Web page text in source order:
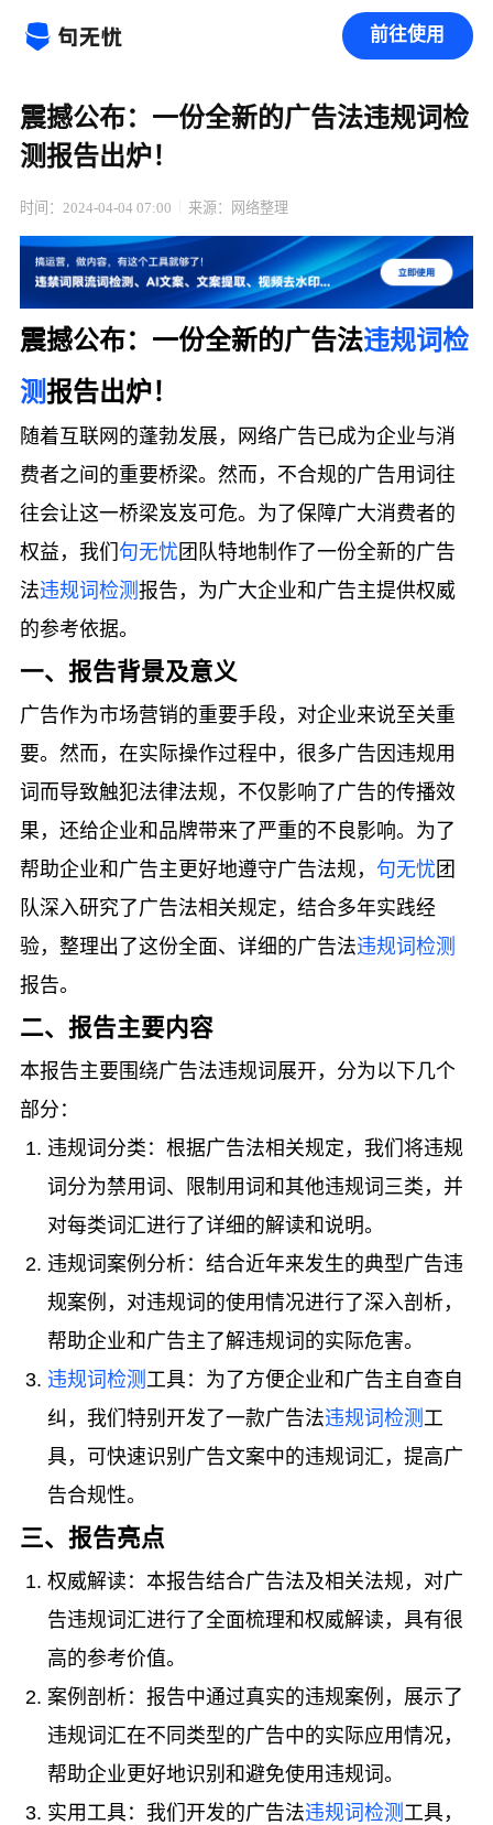
前往使用
震撼公布：一份全新的广告法违规词检
测报告出炉！
时间：2024-04-04 07:00 来源：网络整理
震撼公布：一份全新的广告法违规词检
测报告出炉！
随着互联网的蓬勃发展，网络广告已成为企业与消
费者之间的重要桥梁。然而，不合规的广告用词往
往会让这一桥梁岌岌可危。为了保障广大消费者的
权益，我们句无忧 团队特地制作了一份全新的广告
法违规词检测报告，为广大企业和广告主提供权威
的参考依据。
一、报告背景及意义
广告作为市场营销的重要手段，对企业来说至关重
要。然而，在实际操作过程中，很多广告因违规用
词而导致触犯法律法规，不仅影响了广告的传播效
果，还给企业和品牌带来了严重的不良影响。为了
帮助企业和广告主更好地遵守广告法规， 句无忧 团
队深入研究了广告法相关规定，结合多年实践经
验，整理出了这份全面、详细的广告法违规词检测
报告。
二、报告主要内容
本报告主要围绕广告法违规词展开，分为以下几个
部分：
违规词分类：根据广告法相关规定，我们将违规
词分为禁用词、限制用词和其他违规词三类，并
对每类词汇进行了详细的解读和说明。
违规词案例分析：结合近年来发生的典型广告违
规案例，对违规词的使用情况进行了深入剖析，
帮助企业和广告主了解违规词的实际危害。
违规词检测 工具：为了方便企业和广告主自查自
纠，我们特别开发了一款广告法违规词检测 工
具，可快速识别广告文案中的违规词汇，提高广
告合规性。
三、报告亮点
权威解读：本报告结合广告法及相关法规，对广
告违规词汇进行了全面梳理和权威解读，具有很
高的参考价值。
案例剖析：报告中通过真实的违规案例，展示了
违规词汇在不同类型的广告中的实际应用情况，
帮助企业更好地识别和避免使用违规词。
实用工具：我们开发的广告法违规词检测 工具，